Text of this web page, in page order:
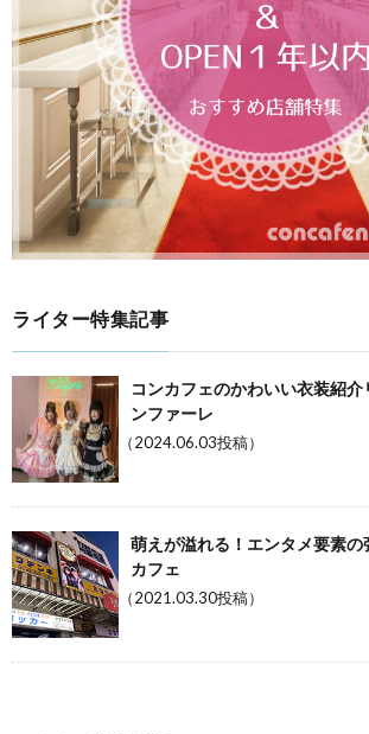
ライター特集記事
コンカフェのかわいい衣装紹
ンファーレ
（2024.06.03投稿）
萌えが溢れる！エンタメ要素の
カフェ
（2021.03.30投稿）